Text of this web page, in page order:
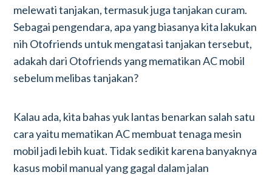
melewati tanjakan, termasuk juga tanjakan curam.
Sebagai pengendara, apa yang biasanya kita lakukan
nih Otofriends untuk mengatasi tanjakan tersebut,
adakah dari Otofriends yang mematikan AC mobil
sebelum melibas tanjakan?
Kalau ada, kita bahas yuk lantas benarkan salah satu
cara yaitu mematikan AC membuat tenaga mesin
mobil jadi lebih kuat. Tidak sedikit karena banyaknya
kasus mobil manual yang gagal dalam jalan